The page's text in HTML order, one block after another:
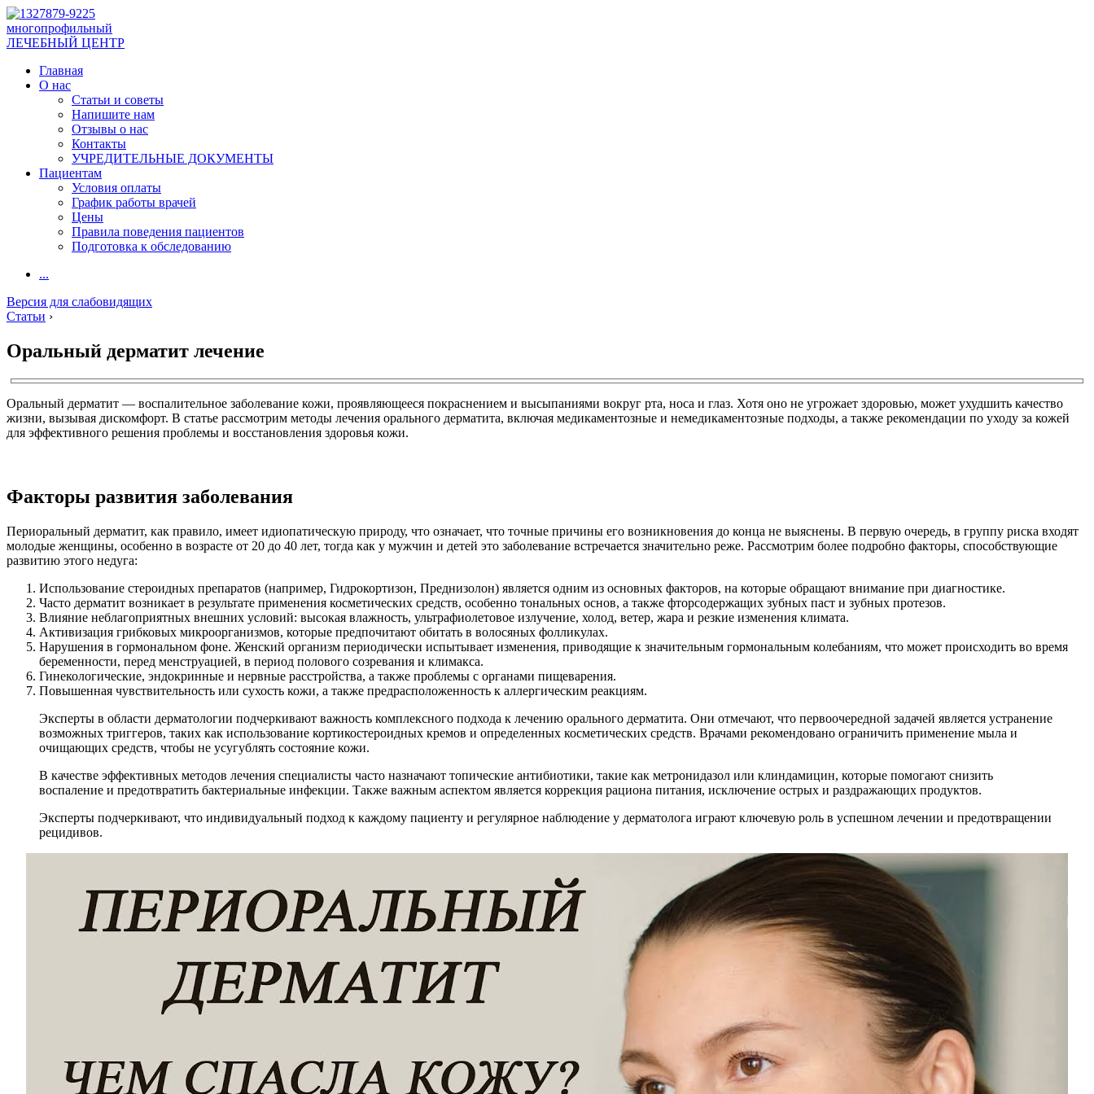
многопрофильный
ЛЕЧЕБНЫЙ ЦЕНТР
Главная
О нас
Статьи и советы
Напишите нам
Отзывы о нас
Контакты
УЧРЕДИТЕЛЬНЫЕ ДОКУМЕНТЫ
Пациентам
Условия оплаты
График работы врачей
Цены
Правила поведения пациентов
Подготовка к обследованию
...
Версия для слабовидящих
Статьи ›
Оральный дерматит лечение
Оральный дерматит — воспалительное заболевание кожи, проявляющееся покраснением и высыпаниями вокруг рта, носа и глаз. Хотя оно не угрожает здоровью, может ухудшить качество
жизни, вызывая дискомфорт. В статье рассмотрим методы лечения орального дерматита, включая медикаментозные и немедикаментозные подходы, а также рекомендации по уходу за кожей
для эффективного решения проблемы и восстановления здоровья кожи.
Факторы развития заболевания
Периоральный дерматит, как правило, имеет идиопатическую природу, что означает, что точные причины его возникновения до конца не выяснены. В первую очередь, в группу риска входят
молодые женщины, особенно в возрасте от 20 до 40 лет, тогда как у мужчин и детей это заболевание встречается значительно реже. Рассмотрим более подробно факторы, способствующие
развитию этого недуга:
Использование стероидных препаратов (например, Гидрокортизон, Преднизолон) является одним из основных факторов, на которые обращают внимание при диагностике.
Часто дерматит возникает в результате применения косметических средств, особенно тональных основ, а также фторсодержащих зубных паст и зубных протезов.
Влияние неблагоприятных внешних условий: высокая влажность, ультрафиолетовое излучение, холод, ветер, жара и резкие изменения климата.
Активизация грибковых микроорганизмов, которые предпочитают обитать в волосяных фолликулах.
Нарушения в гормональном фоне. Женский организм периодически испытывает изменения, приводящие к значительным гормональным колебаниям, что может происходить во время
беременности, перед менструацией, в период полового созревания и климакса.
Гинекологические, эндокринные и нервные расстройства, а также проблемы с органами пищеварения.
Повышенная чувствительность или сухость кожи, а также предрасположенность к аллергическим реакциям.
Эксперты в области дерматологии подчеркивают важность комплексного подхода к лечению орального дерматита. Они отмечают, что первоочередной задачей является устранение
возможных триггеров, таких как использование кортикостероидных кремов и определенных косметических средств. Врачами рекомендовано ограничить применение мыла и
очищающих средств, чтобы не усугублять состояние кожи.
В качестве эффективных методов лечения специалисты часто назначают топические антибиотики, такие как метронидазол или клиндамицин, которые помогают снизить
воспаление и предотвратить бактериальные инфекции. Также важным аспектом является коррекция рациона питания, исключение острых и раздражающих продуктов.
Эксперты подчеркивают, что индивидуальный подход к каждому пациенту и регулярное наблюдение у дерматолога играют ключевую роль в успешном лечении и предотвращении
рецидивов.